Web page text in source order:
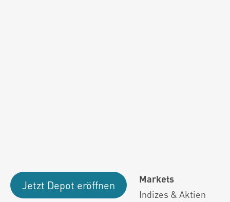
Jetzt Depot eröffnen
Markets
Indizes & Aktien